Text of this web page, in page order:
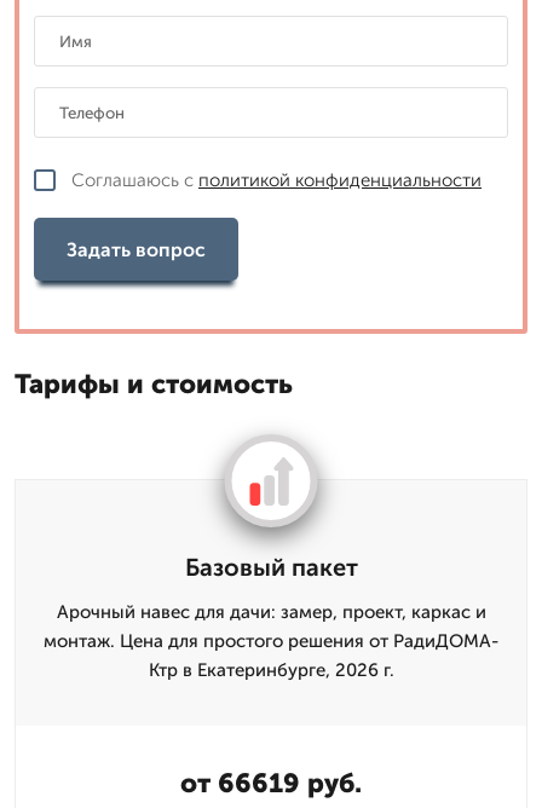
Соглашаюсь с политикой конфиденциальности
Задать вопрос
Тарифы и стоимость
Базовый пакет
Арочный навес для дачи: замер, проект, каркас и
монтаж. Цена для простого решения от РадиДОМА-
Ктр в Екатеринбурге, 2026 г.
от 66619 руб.